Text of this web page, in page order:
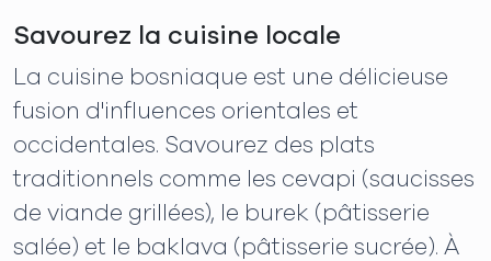
Savourez la cuisine locale
La cuisine bosniaque est une délicieuse
fusion d'influences orientales et
occidentales. Savourez des plats
traditionnels comme les cevapi (saucisses
de viande grillées), le burek (pâtisserie
salée) et le baklava (pâtisserie sucrée). À